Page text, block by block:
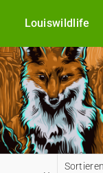
Louiswildlife
Sortieren